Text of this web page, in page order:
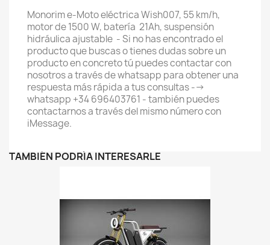
Monorim e-Moto eléctrica Wish007, 55 km/h,
motor de 1500 W, batería 21Ah, suspensión
hidráulica ajustable - Si no has encontrado el
producto que buscas o tienes dudas sobre un
producto en concreto tú puedes contactar con
nosotros a través de whatsapp para obtener una
respuesta más rápida a tus consultas -->
whatsapp +34 696403761 - también puedes
contactarnos a través del mismo número con
iMessage.
TAMBIÉN PODRÍA INTERESARLE